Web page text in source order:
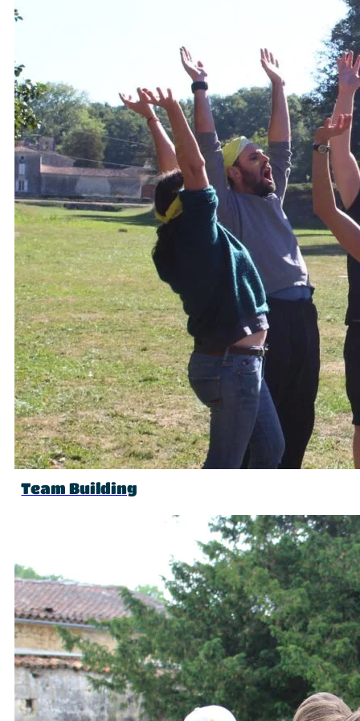
Team Building
plages de sable fin, plus ou
à visiter tels que l’Eglise
réhabilité de Pontaillac,
(laVélodysséeet leCanal des 2
pourrez pratiquer le char à